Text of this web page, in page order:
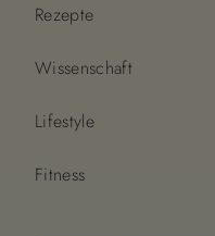
Rezepte
Wissenschaft
Lifestyle
Fitness